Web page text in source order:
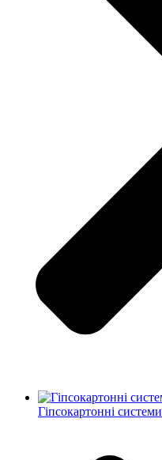
Гіпсокартонні системи